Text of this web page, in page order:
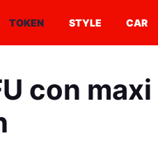
TOKEN STYLE CAR
con maxi